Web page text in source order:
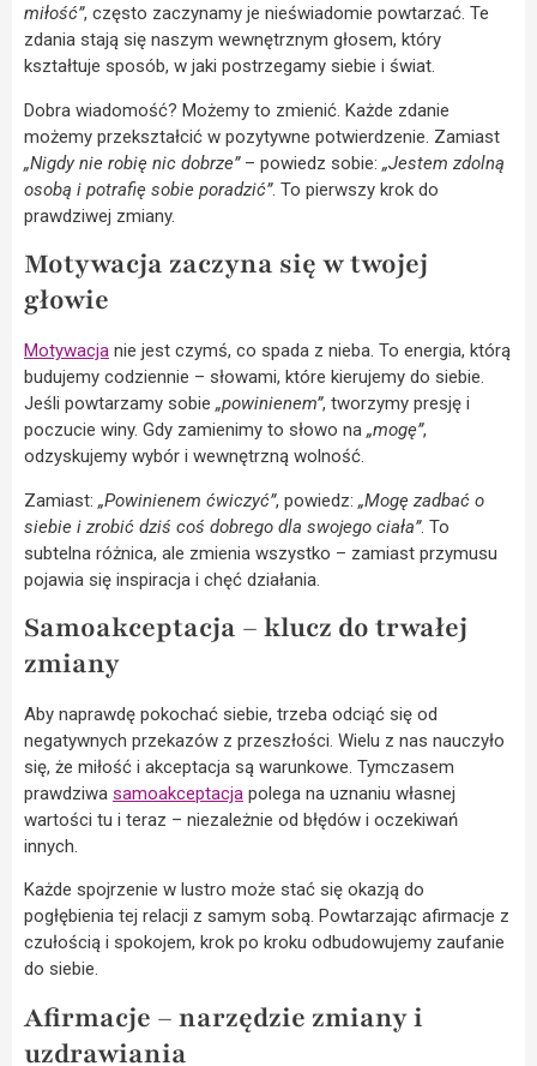
miłość”, często zaczynamy je nieświadomie powtarzać. Te
zdania stają się naszym wewnętrznym głosem, który
kształtuje sposób, w jaki postrzegamy siebie i świat.
Dobra wiadomość? Możemy to zmienić. Każde zdanie
możemy przekształcić w pozytywne potwierdzenie. Zamiast
„Nigdy nie robię nic dobrze”– powiedz sobie: „Jestem zdolną
osobą i potrafię sobie poradzić”. To pierwszy krok do
prawdziwej zmiany.
Motywacja zaczyna się w twojej
głowie
Motywacja nie jest czymś, co spada z nieba. To energia, którą
budujemy codziennie – słowami, które kierujemy do siebie.
Jeśli powtarzamy sobie „powinienem”, tworzymy presję i
poczucie winy. Gdy zamienimy to słowo na „mogę”,
odzyskujemy wybór i wewnętrzną wolność.
Zamiast: „Powinienem ćwiczyć”, powiedz: „Mogę zadbać o
siebie i zrobić dziś coś dobrego dla swojego ciała”. To
subtelna różnica, ale zmienia wszystko – zamiast przymusu
pojawia się inspiracja i chęć działania.
Samoakceptacja – klucz do trwałej
zmiany
Aby naprawdę pokochać siebie, trzeba odciąć się od
negatywnych przekazów z przeszłości. Wielu z nas nauczyło
się, że miłość i akceptacja są warunkowe. Tymczasem
prawdziwa samoakceptacja polega na uznaniu własnej
wartości tu i teraz – niezależnie od błędów i oczekiwań
innych.
Każde spojrzenie w lustro może stać się okazją do
pogłębienia tej relacji z samym sobą. Powtarzając afirmacje z
czułością i spokojem, krok po kroku odbudowujemy zaufanie
do siebie.
Afirmacje – narzędzie zmiany i
uzdrawiania